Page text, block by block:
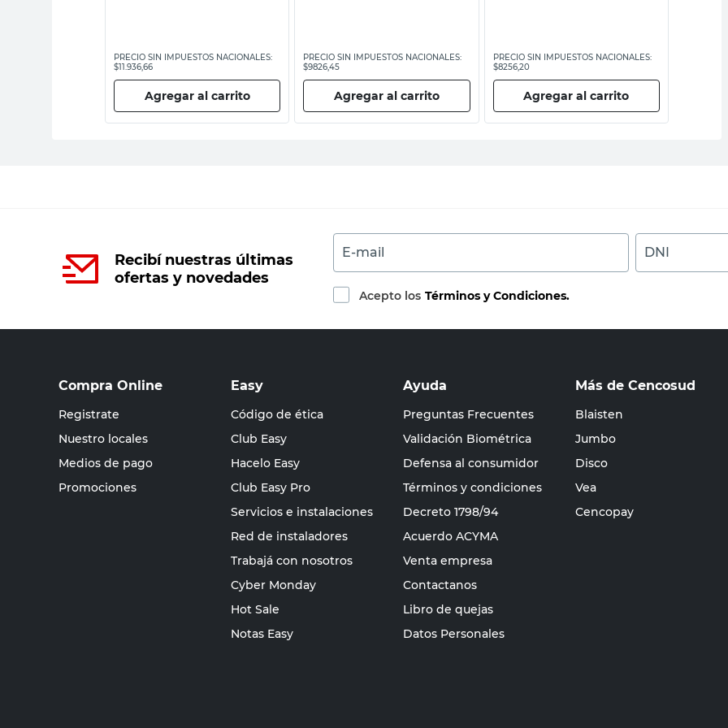
PRECIO SIN IMPUESTOS NACIONALES:
$11.936,66
Agregar al carrito
PRECIO SIN IMPUESTOS NACIONALES:
$9826,45
Agregar al carrito
PRECIO SIN IMPUESTOS NACIONALES:
$8256,20
Agregar al carrito
Recibí nuestras últimas
ofertas y novedades
E-mail DNI
Acepto los Términos y Condiciones.
Compra Online
Registrate
Nuestro locales
Medios de pago
Promociones
Easy
Código de ética
Club Easy
Hacelo Easy
Club Easy Pro
Servicios e instalaciones
Red de instaladores
Trabajá con nosotros
Cyber Monday
Hot Sale
Notas Easy
Ayuda
Preguntas Frecuentes
Validación Biométrica
Defensa al consumidor
Términos y condiciones
Decreto 1798/94
Acuerdo ACYMA
Venta empresa
Contactanos
Libro de quejas
Datos Personales
Más de Cencosud
Blaisten
Jumbo
Disco
Vea
Cencopay